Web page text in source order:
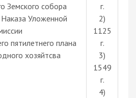
Земского собора
Уложенной
пятилетнего плана
хозяйтсва
г.
2)
1125
г.
3)
1549
г.
4)